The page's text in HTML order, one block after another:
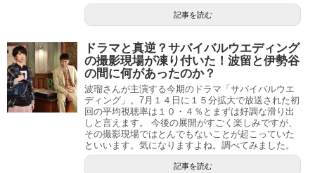
記事を読む
ドラマと真逆？サバイバルウエディング
の撮影現場が凍り付いた！波留と伊勢谷
の間に何があったのか？
波瑠さんが主演する今期のドラマ「サバイバルウエ
ディング」。7月１４日に１５分拡大で放送された初
回の平均視聴率は１０・４％とまずは好調な滑り出
しと言えます。 今後の展開がすごく楽しみですが、
その撮影現場ではとんでもないことが起こっていた
といいます。気になりますよね。調べてみました。
記事を読む